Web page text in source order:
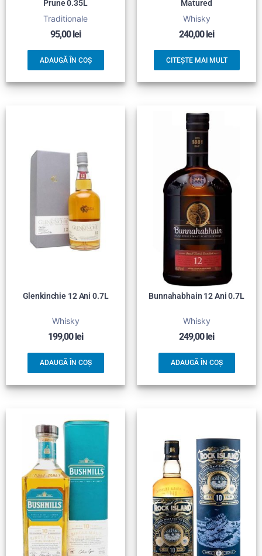
Prune 0.35L
Traditionale
95,00lei
ADAUGĂ ÎN COȘ
Matured
Whisky
240,00lei
CITEȘTE MAI MULT
Glenkinchie 12 Ani 0.7L
Whisky
199,00 lei
ADAUGĂ ÎN COȘ
Bunnahabhain 12 Ani 0.7L
Whisky
249,00 lei
ADAUGĂ ÎN COȘ